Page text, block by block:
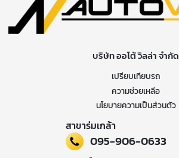
บริษัท ออโต้ วิลล่า จำกัด
เปรียบเทียบรถ
ความช่วยเหลือ
นโยบายความเป็นส่วนตัว
สาขาร่มเกล้า
095-906-0633